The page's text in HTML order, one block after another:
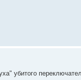
убитого